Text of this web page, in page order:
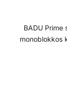
BADU Prime szivattyú Kiváló
monoblokkos